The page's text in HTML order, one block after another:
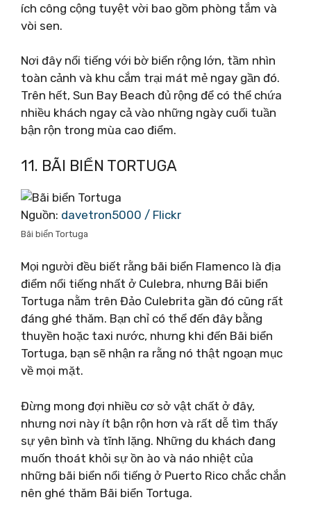
ích công cộng tuyệt vời bao gồm phòng tắm và
vòi sen.
Nơi đây nổi tiếng với bờ biển rộng lớn, tầm nhìn
toàn cảnh và khu cắm trại mát mẻ ngay gần đó.
Trên hết, Sun Bay Beach đủ rộng để có thể chứa
nhiều khách ngay cả vào những ngày cuối tuần
bận rộn trong mùa cao điểm.
11. BÃI BIỂN TORTUGA
Nguồn: davetron5000 / Flickr
Bãi biển Tortuga
Mọi người đều biết rằng bãi biển Flamenco là địa
điểm nổi tiếng nhất ở Culebra, nhưng Bãi biển
Tortuga nằm trên Đảo Culebrita gần đó cũng rất
đáng ghé thăm. Bạn chỉ có thể đến đây bằng
thuyền hoặc taxi nước, nhưng khi đến Bãi biển
Tortuga, bạn sẽ nhận ra rằng nó thật ngoạn mục
về mọi mặt.
Đừng mong đợi nhiều cơ sở vật chất ở đây,
nhưng nơi này ít bận rộn hơn và rất dễ tìm thấy
sự yên bình và tĩnh lặng. Những du khách đang
muốn thoát khỏi sự ồn ào và náo nhiệt của
những bãi biển nổi tiếng ở Puerto Rico chắc chắn
nên ghé thăm Bãi biển Tortuga.